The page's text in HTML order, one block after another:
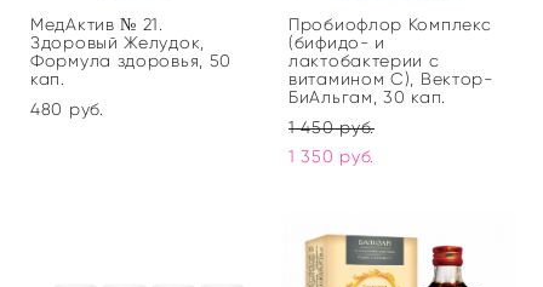
МедАктив № 21.
Здоровый Желудок,
Формула здоровья, 50
кап.
480 pуб.
Пробиофлор Комплекс
(бифидо- и
лактобактерии с
витамином С), Вектор-
БиАльгам, 30 кап.
1 450 pуб.
1 350 pуб.